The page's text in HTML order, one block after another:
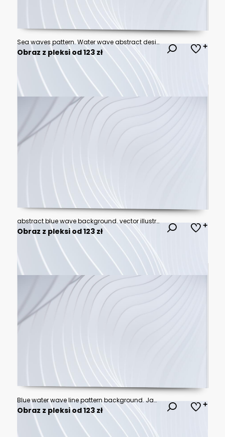
Sea waves pattern. Water wave abstract design. Blue ocean wave layer
Obraz z pleksi od 123 zł
abstract blue wave background. vector illustration
Obraz z pleksi od 123 zł
Blue water wave line pattern background. Japanese style concept. Vector illustration.
Obraz z pleksi od 123 zł